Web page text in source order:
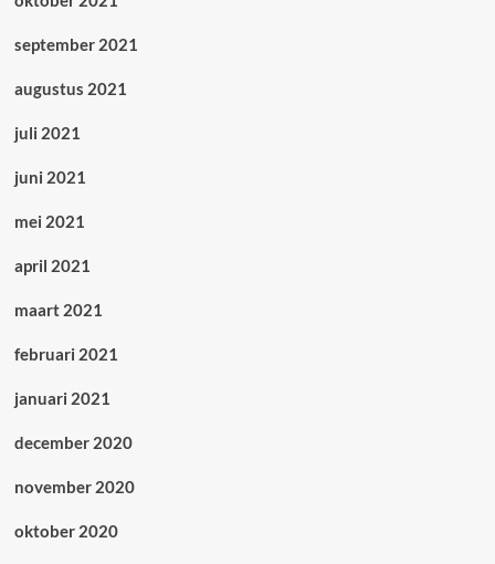
september 2021
augustus 2021
juli 2021
juni 2021
mei 2021
april 2021
maart 2021
februari 2021
januari 2021
december 2020
november 2020
oktober 2020